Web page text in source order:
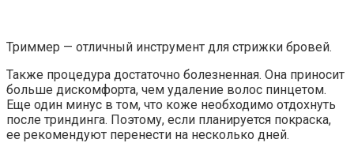
Триммер — отличный инструмент для стрижки бровей.
Также процедура достаточно болезненная. Она приносит
больше дискомфорта, чем удаление волос пинцетом.
Еще один минус в том, что коже необходимо отдохнуть
после триндинга. Поэтому, если планируется покраска,
ее рекомендуют перенести на несколько дней.